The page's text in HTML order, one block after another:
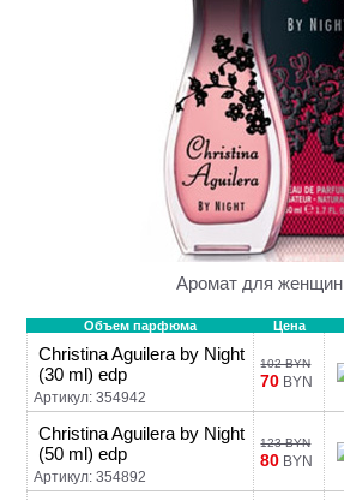
Аромат для женщин
Объем парфюма Цена
Christina Aguilera by Night
(30 ml) edp
Артикул: 354942
102 BYN
70 BYN
Christina Aguilera by Night
(50 ml) edp
Артикул: 354892
123 BYN
80 BYN